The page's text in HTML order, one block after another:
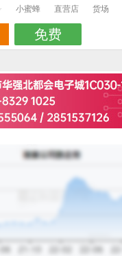
小蜜蜂 直营店 货场